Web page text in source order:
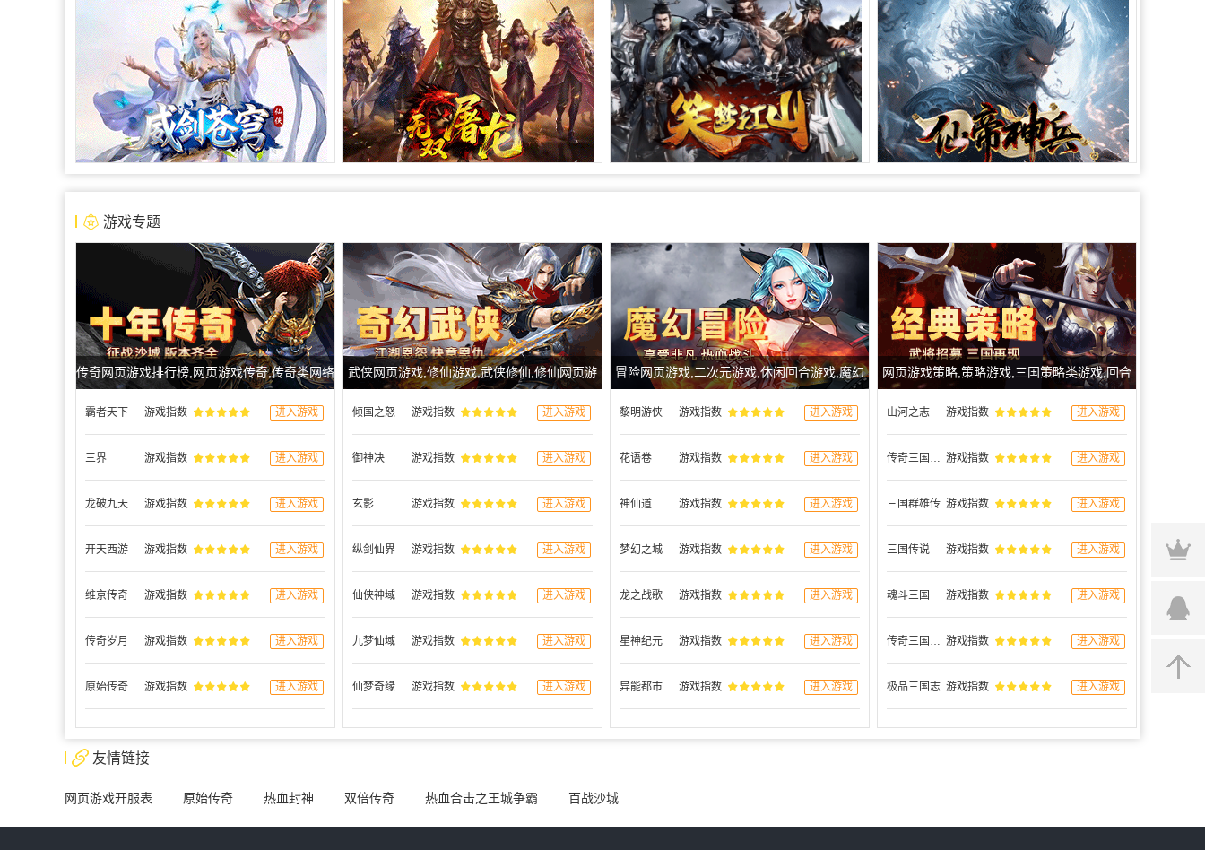
游戏专题
传奇网页游戏排行榜,网页游戏传奇,传奇类网络
游戏,传奇类游戏
霸者天下 游戏指数 进入游戏
三界 游戏指数 进入游戏
龙破九天 游戏指数 进入游戏
开天西游 游戏指数 进入游戏
维京传奇 游戏指数 进入游戏
传奇岁月 游戏指数 进入游戏
原始传奇 游戏指数 进入游戏
武侠网页游戏,修仙游戏,武侠修仙,修仙网页游
戏
倾国之怒 游戏指数 进入游戏
御神决 游戏指数 进入游戏
玄影 游戏指数 进入游戏
纵剑仙界 游戏指数 进入游戏
仙侠神域 游戏指数 进入游戏
九梦仙域 游戏指数 进入游戏
仙梦奇缘 游戏指数 进入游戏
冒险网页游戏,二次元游戏,休闲回合游戏,魔幻
网页游戏
黎明游侠 游戏指数 进入游戏
花语卷 游戏指数 进入游戏
神仙道 游戏指数 进入游戏
梦幻之城 游戏指数 进入游戏
龙之战歌 游戏指数 进入游戏
星神纪元 游戏指数 进入游戏
异能都市高爆版 游戏指数 进入游戏
网页游戏策略,策略游戏,三国策略类游戏,回合
制游戏,三国类游戏
山河之志 游戏指数 进入游戏
传奇三国0.1 游戏指数 进入游戏
三国群雄传 游戏指数 进入游戏
三国传说 游戏指数 进入游戏
魂斗三国 游戏指数 进入游戏
传奇三国0.1 游戏指数 进入游戏
极品三国志 游戏指数 进入游戏
友情链接
网页游戏开服表 原始传奇 热血封神 双倍传奇 热血合击之王城争霸 百战沙城